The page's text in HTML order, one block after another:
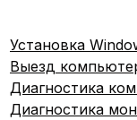
Установка
Выезд
Диагностика
Диагностика